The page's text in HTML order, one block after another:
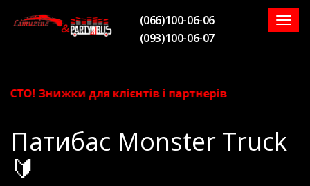
(066)100-06-06
(093)100-06-07
Знижки для клієнтів і партнерів
Патибас Monster Truck
🔰